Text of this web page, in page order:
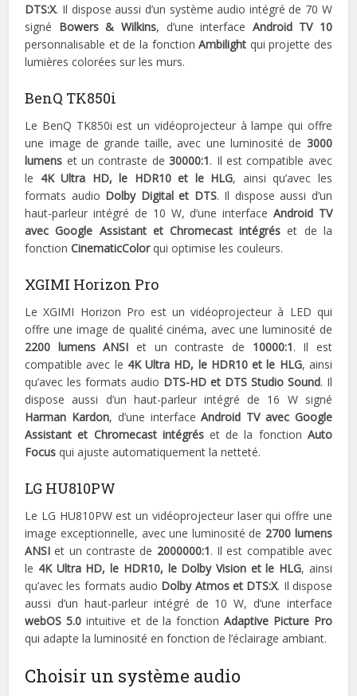
DTS:X. Il dispose aussi d’un système audio intégré de 70 W
signé Bowers & Wilkins, d’une interface Android TV 10
personnalisable et de la fonctionAmbilight qui projette des
lumières colorées sur les murs.
BenQ TK850i
Le BenQ TK850i est un vidéoprojecteur à lampe qui offre
une image de grande taille, avec une luminosité de 3000
lumens et un contraste de30000:1. Il est compatible avec
le 4K Ultra HD, le HDR10 et le HLG, ainsi qu’avec les
formats audio Dolby Digital et DTS. Il dispose aussi d’un
haut-parleur intégré de 10 W, d’une interface Android TV
avec Google Assistant et Chromecast intégrés et de la
fonctionCinematicColorqui optimise les couleurs.
XGIMI Horizon Pro
Le XGIMI Horizon Pro est un vidéoprojecteur à LED qui
offre une image de qualité cinéma, avec une luminosité de
2200 lumens ANSI et un contraste de 10000:1. Il est
compatible avec le 4K Ultra HD, le HDR10 et le HLG, ainsi
qu’avec les formats audio DTS-HD et DTS Studio Sound. Il
dispose aussi d’un haut-parleur intégré de 16 W signé
Harman Kardon, d’une interfaceAndroid TV avec Google
Assistant et Chromecast intégréset de la fonction Auto
Focus qui ajuste automatiquement la netteté.
LG HU810PW
Le LG HU810PW est un vidéoprojecteur laser qui offre une
image exceptionnelle, avec une luminosité de 2700 lumens
ANSI et un contraste de 2000000:1. Il est compatible avec
le 4K Ultra HD, le HDR10, le Dolby Vision et le HLG, ainsi
qu’avec les formats audio Dolby Atmos et DTS:X. Il dispose
aussi d’un haut-parleur intégré de 10 W, d’une interface
webOS 5.0 intuitive et de la fonctionAdaptive Picture Pro
qui adapte la luminosité en fonction de l’éclairage ambiant.
Choisir un système audio